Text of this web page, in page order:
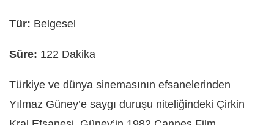
Tür: Belgesel
Süre: 122 Dakika
Türkiye ve dünya sinemasının efsanelerinden
Yılmaz Güney’e saygı duruşu niteliğindeki Çirkin